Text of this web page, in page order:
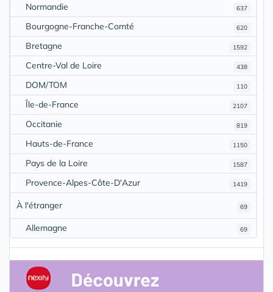
637
Normandie
620
Bourgogne-Franche-Comté
1592
Bretagne
438
Centre-Val de Loire
110
DOM/TOM
2107
Île-de-France
819
Occitanie
1150
Hauts-de-France
1587
Pays de la Loire
1419
Provence-Alpes-Côte-D'Azur
69
À l'étranger
69
Allemagne